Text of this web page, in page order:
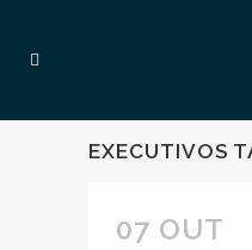
EXECUTIVOS
07 OUT